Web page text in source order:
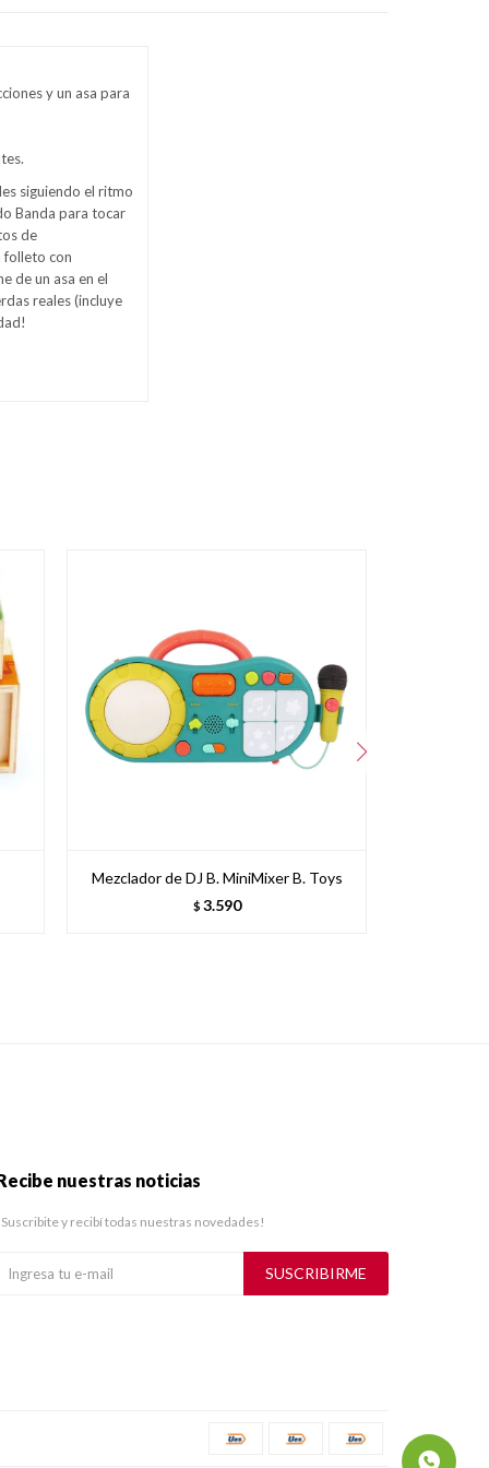
y un asa para
siguiendo el ritmo
Banda para tocar
de
folleto con
de un asa en el
reales (incluye
Mezclador de DJ B. MiniMixer B. Toys
$ 3.590
nuestras noticias
y recibí todas nuestras novedades!
SUSCRIBIRME